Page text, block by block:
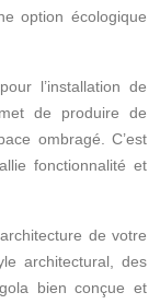
option écologique
l’installation de
de produire de
ombragé. C’est
fonctionnalité et
de votre
architectural, des
bien conçue et